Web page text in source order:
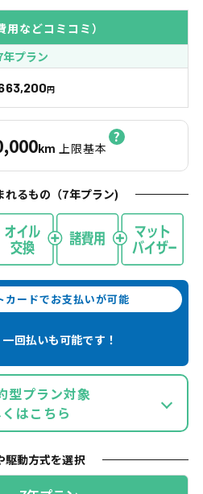
用などコミコミ）
年プラン
円
km 上限基本
れるもの（7年プラン)
カードでお支払いが可能
一回払いも可能です！
型プラン対象
はこちら
駆動方式を選択